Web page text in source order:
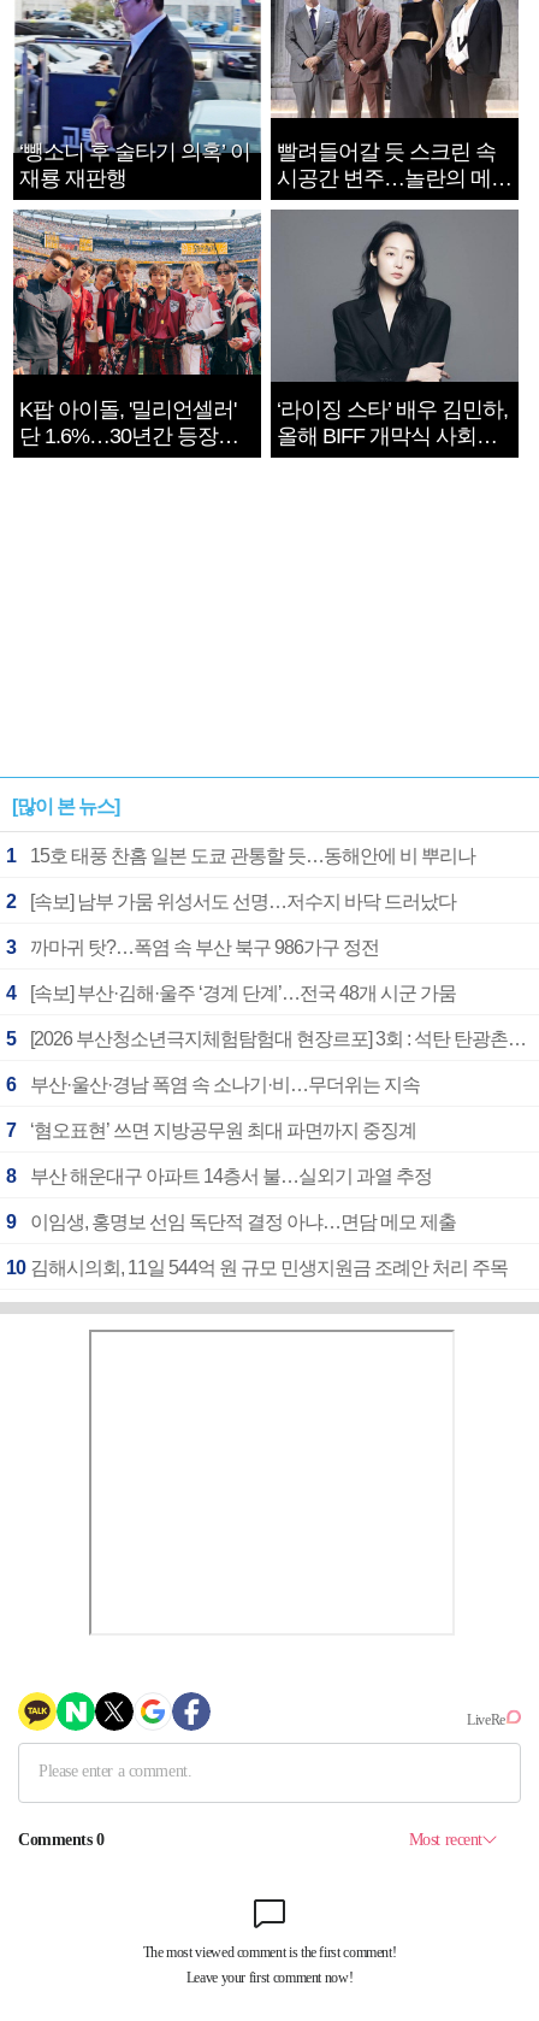
‘뺑소니 후 술타기 의혹’ 이
재룡 재판행
빨려들어갈 듯 스크린 속
시공간 변주…놀란의 메시
지는 ‘전쟁 속죄’
K팝 아이돌, '밀리언셀러'
단 1.6%…30년간 등장
1182개팀 전수조사
‘라이징 스타’ 배우 김민하,
올해 BIFF 개막식 사회자
확정
[많이 본 뉴스]
1 15호 태풍 찬홈 일본 도쿄 관통할 듯…동해안에 비 뿌리나
2 [속보] 남부 가뭄 위성서도 선명…저수지 바닥 드러났다
3 까마귀 탓?…폭염 속 부산 북구 986가구 정전
4 [속보] 부산·김해·울주 ‘경계 단계’…전국 48개 시군 가뭄
5 [2026 부산청소년극지체험탐험대 현장르포] 3회 : 석탄 탄광촌에서 북극 연구의 중심지로
6 부산·울산·경남 폭염 속 소나기·비…무더위는 지속
7 ‘혐오표현’ 쓰면 지방공무원 최대 파면까지 중징계
8 부산 해운대구 아파트 14층서 불…실외기 과열 추정
9 이임생, 홍명보 선임 독단적 결정 아냐…면담 메모 제출
10 김해시의회, 11일 544억 원 규모 민생지원금 조례안 처리 주목